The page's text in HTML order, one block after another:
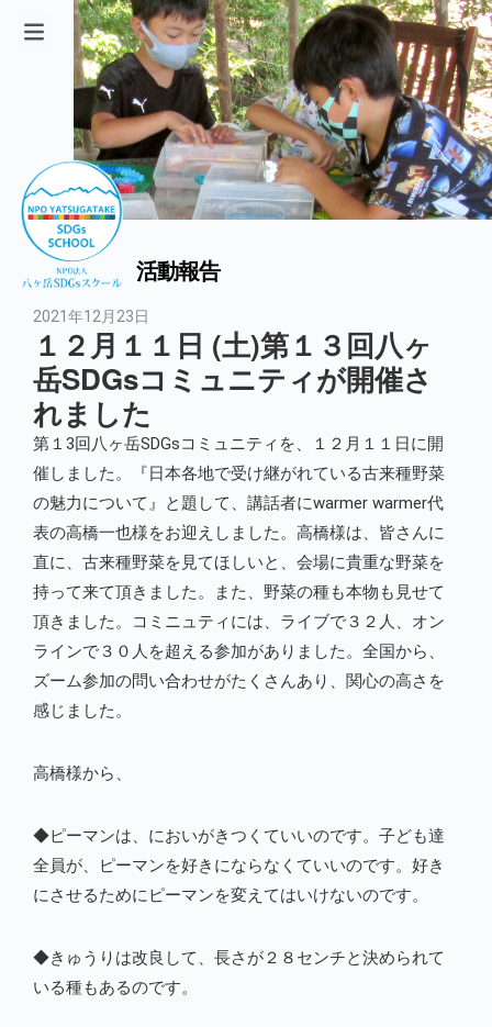
活動報告
2021年12月23日
１２月１１日 (土)第１３回八ヶ
岳SDGsコミュニティが開催さ
れました
第１3回八ヶ岳SDGsコミュニティを、１２月１１日に開
催しました。『日本各地で受け継がれている古来種野菜
の魅力について』と題して、講話者にwarmer warmer代
表の高橋一也様をお迎えしました。高橋様は、皆さんに
直に、古来種野菜を見てほしいと、会場に貴重な野菜を
持って来て頂きました。また、野菜の種も本物も見せて
頂きました。コミニュティには、ライブで３２人、オン
ラインで３０人を超える参加がありました。全国から、
ズーム参加の問い合わせがたくさんあり、関心の高さを
感じました。
高橋様から、
◆ピーマンは、においがきつくていいのです。子ども達
全員が、ピーマンを好きにならなくていいのです。好き
にさせるためにピーマンを変えてはいけないのです。
◆きゅうりは改良して、長さが２８センチと決められて
いる種もあるのです。